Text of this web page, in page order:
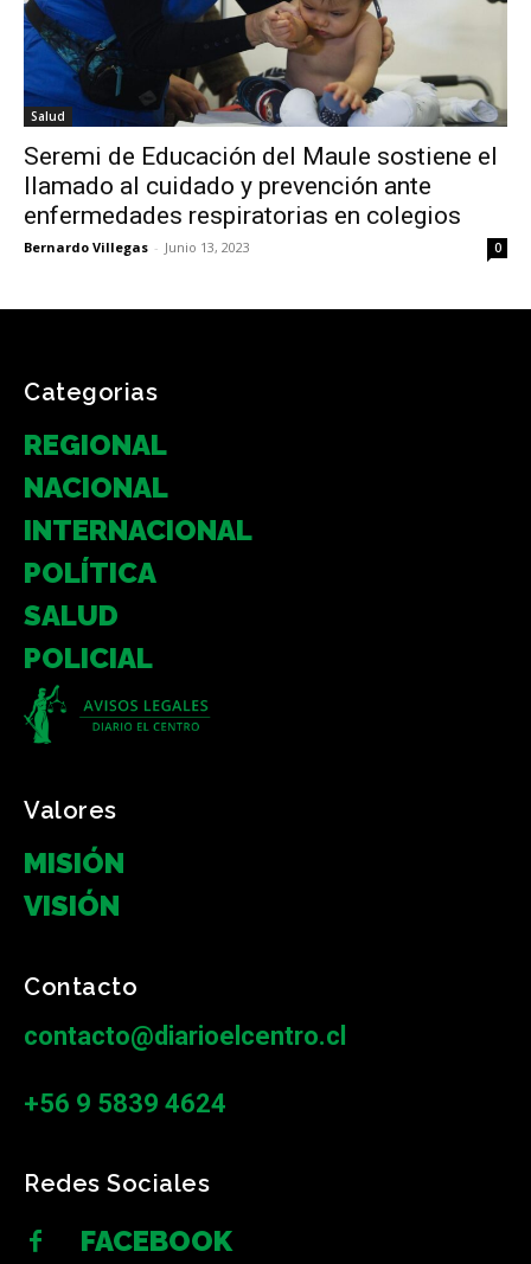
Salud
Seremi de Educación del Maule sostiene el
llamado al cuidado y prevención ante
enfermedades respiratorias en colegios
Bernardo Villegas - Junio 13, 2023 0
Categorias
REGIONAL
NACIONAL
INTERNACIONAL
POLÍTICA
SALUD
POLICIAL
Valores
MISIÓN
VISIÓN
Contacto
contacto@diarioelcentro.cl
+56 9 5839 4624
Redes Sociales
FACEBOOK